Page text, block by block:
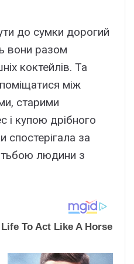
до сумки дорогий
вони разом
коктейлів. Та
між
старими
і купою дрібного
спостерігала за
людини з